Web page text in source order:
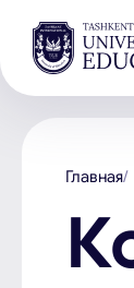
Главная